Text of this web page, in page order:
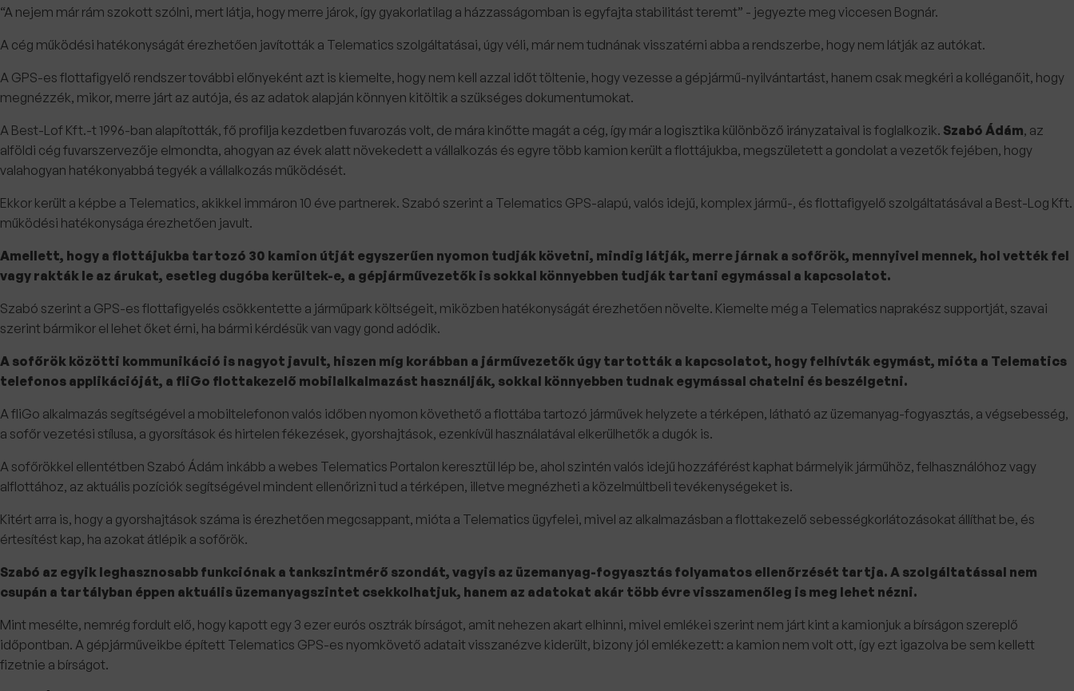
“A nejem már rám szokott szólni, mert látja, hogy merre járok, így gyakorlatilag a házzasságomban is egyfajta stabilitást teremt” - jegyezte meg viccesen Bognár.
A cég működési hatékonyságát érezhetően javították a Telematics szolgáltatásai, úgy véli, már nem tudnának visszatérni abba a rendszerbe, hogy nem látják az autókat.
A GPS-es flottafigyelő rendszer további előnyeként azt is kiemelte, hogy nem kell azzal időt töltenie, hogy vezesse a gépjármű-nyilvántartást, hanem csak megkéri a kolléganőit, hogy
megnézzék, mikor, merre járt az autója, és az adatok alapján könnyen kitöltik a szükséges dokumentumokat.
A Best-Lof Kft.-t 1996-ban alapították, fő profilja kezdetben fuvarozás volt, de mára kinőtte magát a cég, így már a logisztika különböző irányzataival is foglalkozik. Szabó Ádám, az
alföldi cég fuvarszervezője elmondta, ahogyan az évek alatt növekedett a vállalkozás és egyre több kamion került a flottájukba, megszületett a gondolat a vezetők fejében, hogy
valahogyan hatékonyabbá tegyék a vállalkozás működését.
Ekkor került a képbe a Telematics, akikkel immáron 10 éve partnerek. Szabó szerint a Telematics GPS-alapú, valós idejű, komplex jármű-, és flottafigyelő szolgáltatásával a Best-Log Kft.
működési hatékonysága érezhetően javult.
Amellett, hogy a flottájukba tartozó 30 kamion útját egyszerűen nyomon tudják követni, mindig látják, merre járnak a sofőrök, mennyivel mennek, hol vették fel
vagy rakták le az árukat, esetleg dugóba kerültek-e, a gépjárművezetők is sokkal könnyebben tudják tartani egymással a kapcsolatot.
Szabó szerint a GPS-es flottafigyelés csökkentette a járműpark költségeit, miközben hatékonyságát érezhetően növelte. Kiemelte még a Telematics naprakész supportját, szavai
szerint bármikor el lehet őket érni, ha bármi kérdésük van vagy gond adódik.
A sofőrök közötti kommunikáció is nagyot javult, hiszen míg korábban a járművezetők úgy tartották a kapcsolatot, hogy felhívták egymást, mióta a Telematics
telefonos applikációját, a fliGo flottakezelő mobilalkalmazást használják, sokkal könnyebben tudnak egymással chatelni és beszélgetni.
A fliGo alkalmazás segítségével a mobiltelefonon valós időben nyomon követhető a flottába tartozó járművek helyzete a térképen, látható az üzemanyag-fogyasztás, a végsebesség,
a sofőr vezetési stílusa, a gyorsítások és hirtelen fékezések, gyorshajtások, ezenkívül használatával elkerülhetők a dugók is.
A sofőrökkel ellentétben Szabó Ádám inkább a webes Telematics Portalon keresztül lép be, ahol szintén valós idejű hozzáférést kaphat bármelyik járműhöz, felhasználóhoz vagy
alflottához, az aktuális pozíciók segítségével mindent ellenőrizni tud a térképen, illetve megnézheti a közelmúltbeli tevékenységeket is.
Kitért arra is, hogy a gyorshajtások száma is érezhetően megcsappant, mióta a Telematics ügyfelei, mivel az alkalmazásban a flottakezelő sebességkorlátozásokat állíthat be, és
értesítést kap, ha azokat átlépik a sofőrök.
Szabó az egyik leghasznosabb funkciónak a tankszintmérő szondát, vagyis az üzemanyag-fogyasztás folyamatos ellenőrzését tartja. A szolgáltatással nem
csupán a tartályban éppen aktuális üzemanyagszintet csekkolhatjuk, hanem az adatokat akár több évre visszamenőleg is meg lehet nézni.
Mint mesélte, nemrég fordult elő, hogy kapott egy 3 ezer eurós osztrák bírságot, amit nehezen akart elhinni, mivel emlékei szerint nem járt kint a kamionjuk a bírságon szereplő
időpontban. A gépjárműveikbe épített Telematics GPS-es nyomkövető adatait visszanézve kiderült, bizony jól emlékezett: a kamion nem volt ott, így ezt igazolva be sem kellett
fizetnie a bírságot.